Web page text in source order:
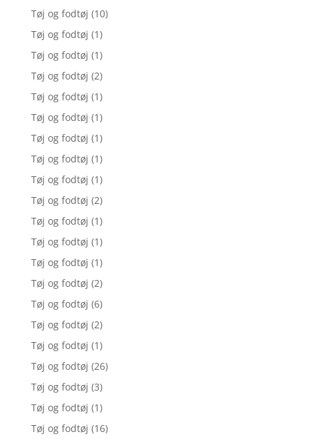
Tøj og fodtøj (10)
Tøj og fodtøj (1)
Tøj og fodtøj (1)
Tøj og fodtøj (2)
Tøj og fodtøj (1)
Tøj og fodtøj (1)
Tøj og fodtøj (1)
Tøj og fodtøj (1)
Tøj og fodtøj (1)
Tøj og fodtøj (2)
Tøj og fodtøj (1)
Tøj og fodtøj (1)
Tøj og fodtøj (1)
Tøj og fodtøj (2)
Tøj og fodtøj (6)
Tøj og fodtøj (2)
Tøj og fodtøj (1)
Tøj og fodtøj (26)
Tøj og fodtøj (3)
Tøj og fodtøj (1)
Tøj og fodtøj (16)